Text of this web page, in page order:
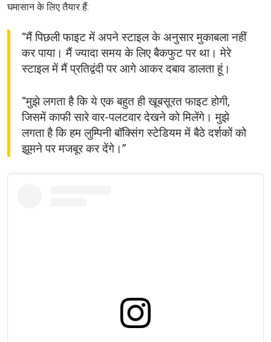
घमासान के लिए तैयार हैं:
“मैं पिछली फाइट में अपने स्टाइल के अनुसार मुकाबला नहीं
कर पाया। मैं ज्यादा समय के लिए बैकफुट पर था। मेरे
स्टाइल में मैं प्रतिद्वंदी पर आगे आकर दबाव डालता हूं।
“मुझे लगता है कि ये एक बहुत ही खूबसूरत फाइट होगी,
जिसमें काफी सारे वार-पलटवार देखने को मिलेंगे। मुझे
लगता है कि हम लुम्पिनी बॉक्सिंग स्टेडियम में बैठे दर्शकों को
झूमने पर मजबूर कर देंगे।”